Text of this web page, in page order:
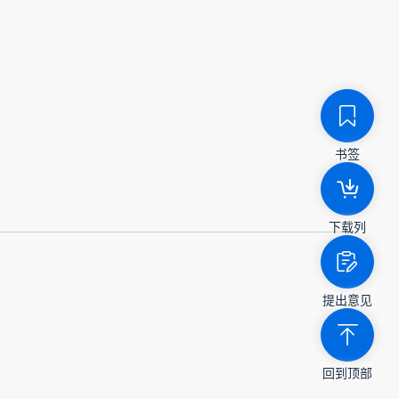
书签
下载列
提出意见
回到顶部